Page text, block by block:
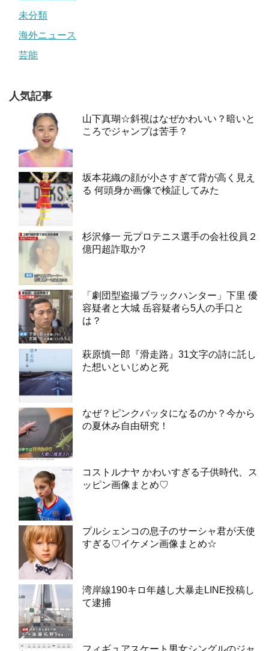
未分類
海外ニュース
芸能
人気記事
山下真瑚☆斜視はなぜかわいい？暗いと
ころでジャンプは苦手？
坂本花織の顔が小さすぎて背が高く見え
る 何頭身か画像で検証してみた
杉沢修一 元プロテニス選手の会社役員２
億円超詐取か?
「劇団型盗撮ブラックハンター」下里 優
容疑者と大城 岳容疑者ら5人の手口と
は？
萩原慎一郎『滑走路』31文字の詩に託し
た想いといじめと死
なぜ？ピンクバッタになるのか？今から
の夏休み自由研究！
コストルナヤ かわいすぎる子供時代、ス
ッピン画像まとめ♡
プルシェンコの息子のサーシャ君が天使
すぎる♡イケメン画像まとめ☆
湾岸線190キロ年越し大暴走LINE投稿し
て逮捕
フィギュアスケート男女シングルのジャ